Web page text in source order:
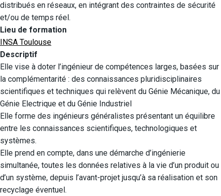
distribués en réseaux, en intégrant des contraintes de sécurité
et/ou de temps réel.
Lieu de formation
INSA Toulouse
Descriptif
Elle vise à doter l’ingénieur de compétences larges, basées sur
la complémentarité : des connaissances pluridisciplinaires
scientifiques et techniques qui relèvent du Génie Mécanique, du
Génie Electrique et du Génie Industriel
Elle forme des ingénieurs généralistes présentant un équilibre
entre les connaissances scientifiques, technologiques et
systèmes.
Elle prend en compte, dans une démarche d’ingénierie
simultanée, toutes les données relatives à la vie d’un produit ou
d’un système, depuis l’avant-projet jusqu’à sa réalisation et son
recyclage éventuel.